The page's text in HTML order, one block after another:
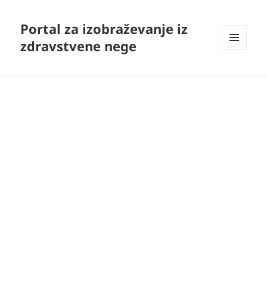
Portal za izobraževanje iz
zdravstvene nege